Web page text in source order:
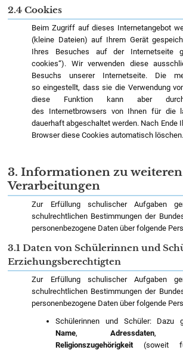
2.4 Cookies
Beim Zugriff auf dieses Internetangebot
(kleine Dateien) auf Ihrem Gerät
Ihres Besuches auf der Internetseite
cookies“). Wir verwenden diese
Besuchs unserer Internetseite. Die
so eingestellt, dass sie die Verwendung
diese Funktion kann aber
des Internetbrowsers von Ihnen für die
dauerhaft abgeschaltet werden. Nach Ende
Browser diese Cookies automatisch löschen.
3. Informationen zu weiteren
Verarbeitungen
Zur Erfüllung schulischer Aufgaben
schulrechtlichen Bestimmungen der
personenbezogene Daten über folgende
3.1 Daten von Schülerinnen und
Erziehungsberechtigten
Zur Erfüllung schulischer Aufgaben
schulrechtlichen Bestimmungen der
personenbezogene Daten über folgende
Schülerinnen und Schüler: Dazu
Name, Adressdaten
Religionszugehörigkeit (soweit